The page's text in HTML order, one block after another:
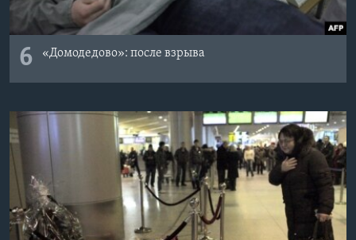
6 «Домодедово»: после взрыва